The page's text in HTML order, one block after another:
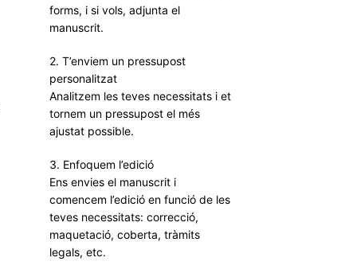
forms, i si vols, adjunta el
manuscrit.
2. T’enviem un pressupost
personalitzat
Analitzem les teves necessitats i et
tornem un pressupost el més
ajustat possible.
3. Enfoquem l’edició
Ens envies el manuscrit i
comencem l’edició en funció de les
teves necessitats: correcció,
maquetació, coberta, tràmits
legals, etc.